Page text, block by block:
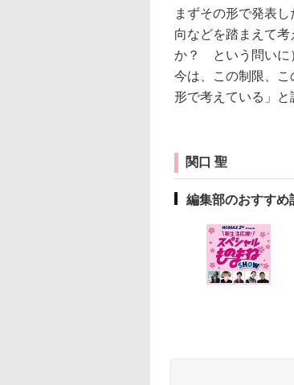
まずその形で発表
向などを踏まえて
か？ という問いに
今は、この制限、
形で考えている」と
関口 聖
編集部のおすすめ